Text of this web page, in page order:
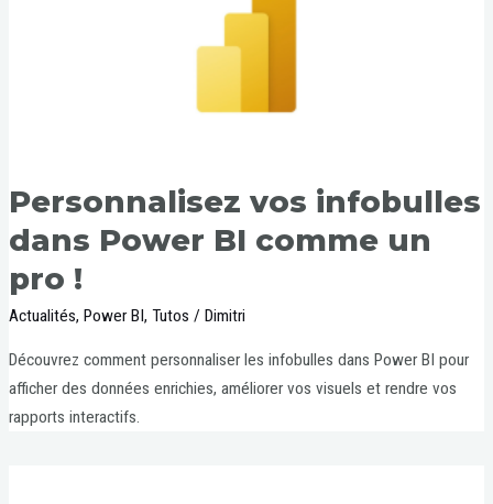
Personnalisez vos infobulles
dans Power BI comme un
pro !
Actualités,Power BI,Tutos /Dimitri
Découvrez comment personnaliser les infobulles dans Power BI pour
afficher des données enrichies, améliorer vos visuels et rendre vos
rapports interactifs.